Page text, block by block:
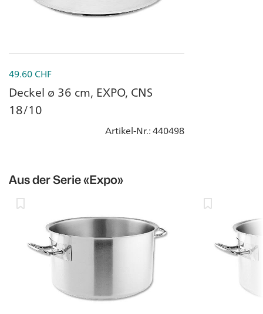
49.60CHF
Deckel ø 36 cm, EXPO, CNS
18/10
Artikel-Nr.: 440498
Aus der Serie«Expo»